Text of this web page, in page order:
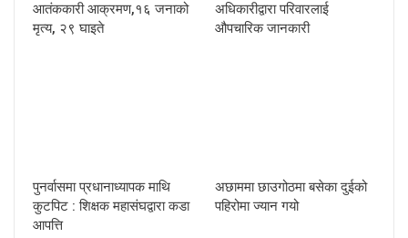
आतंककारी आक्रमण,१६ जनाको
मृत्य, २९ घाइते
अधिकारीद्वारा परिवारलाई
औपचारिक जानकारी
पुनर्वासमा प्रधानाध्यापक माथि
कुटपिट : शिक्षक महासंघद्वारा कडा
आपत्ति
अछाममा छाउगोठमा बसेका दुईको
पहिरोमा ज्यान गयो